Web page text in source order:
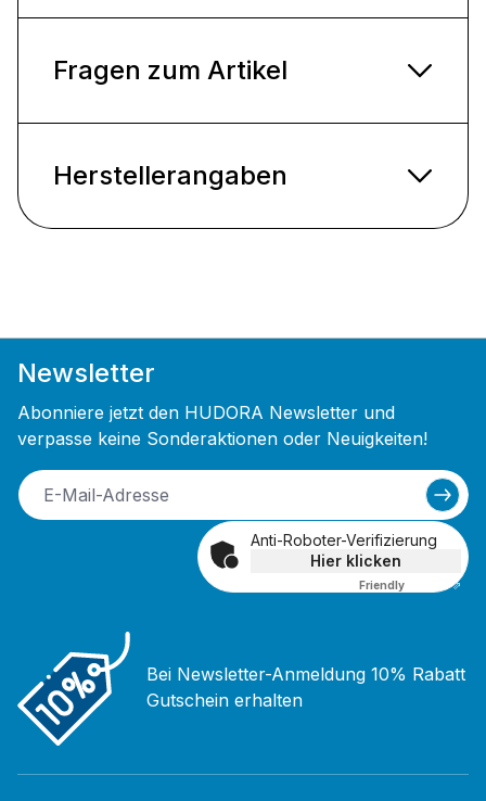
Fragen zum Artikel
Herstellerangaben
Newsletter
Abonniere jetzt den HUDORA Newsletter und
verpasse keine Sonderaktionen oder Neuigkeiten!
Anti-Roboter-Verifizierung
Hier klicken
Friendly Captcha ⇗
Bei Newsletter-Anmeldung 10% Rabatt
Gutschein erhalten